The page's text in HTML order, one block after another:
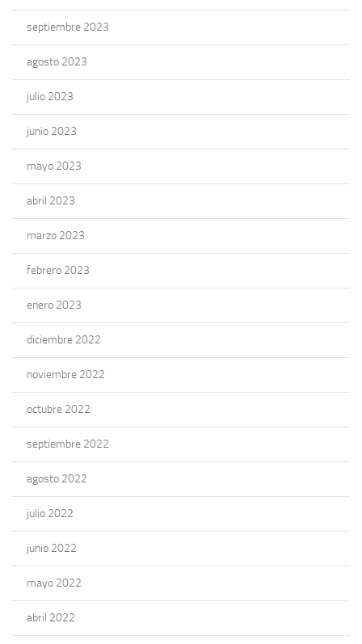
septiembre 2023
agosto 2023
julio 2023
junio 2023
mayo 2023
abril 2023
marzo 2023
febrero 2023
enero 2023
diciembre 2022
noviembre 2022
octubre 2022
septiembre 2022
agosto 2022
julio 2022
junio 2022
mayo 2022
abril 2022